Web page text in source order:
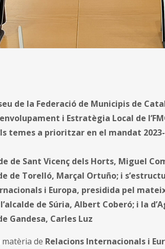
de la Federació de Municipis de
i Estratègia Local de
temes a prioritzar en el mandat
de Sant Vicenç dels Horts, Miguel
de Torelló, Marçal Ortuño; i
i Europa, presidida pel
de Súria, Albert Coberó; i la
Gandesa, Carles Luz
de Relacions Internacionals i